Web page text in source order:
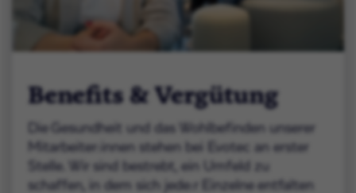
Benefits & Vergütung
Die Gesundheit und das Wohlbefinden unserer
Mitarbeiter:innen stehen bei Evotec an erster
Stelle. Wir sind bestrebt, ein Umfeld zu
schaffen, in dem sich jede:r Einzelne entfalten